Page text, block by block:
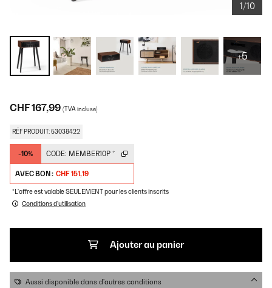
1/10
+5
CHF 167,99 (TVA incluse)
RÉF PRODUIT: 53038422
-10% CODE: MEMBER10P *
AVEC BON : CHF 151,19
*L'offre est valable SEULEMENT pour les clients inscrits
Conditions d'utilisation
Ajouter au panier
Aussi disponible dans d'autres conditions